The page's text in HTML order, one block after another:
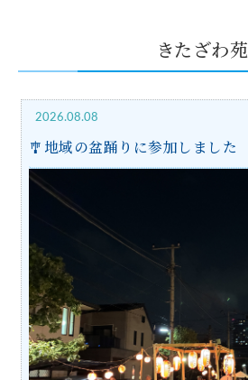
きたざわ苑
2026.08.08
🎐地域の盆踊りに参加しました